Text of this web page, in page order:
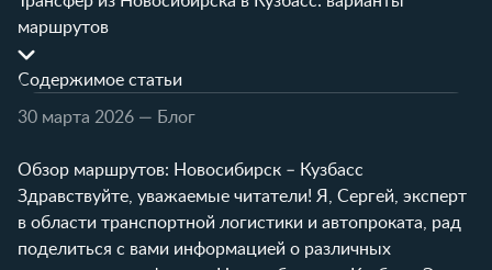
маршрутов
Содержимое статьи
30 марта 2026 — Блог
Обзор маршрутов: Новосибирск – Кузбасс
Здравствуйте, уважаемые читатели! Я, Сергей, эксперт
в области транспортной логистики и автопроката, рад
поделиться с вами информацией о различных